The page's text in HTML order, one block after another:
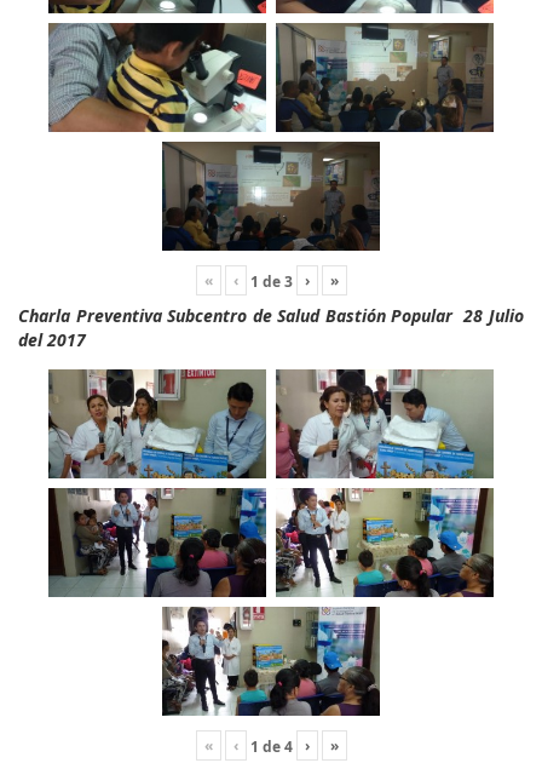
« ‹ 1 de3 › »
Charla Preventiva Subcentro de Salud Bastión Popular 28 Julio
del 2017
« ‹ 1 de4 › »